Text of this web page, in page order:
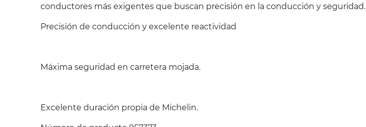
conductores más exigentes que buscan precisión en la conducción y seguridad.
Precisión de conducción y excelente reactividad
Máxima seguridad en carretera mojada.
Excelente duración propia de Michelin.